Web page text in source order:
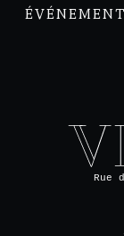
Rue